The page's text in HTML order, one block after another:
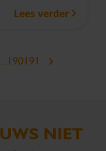
Lees verder
... 190191 ›
NIET